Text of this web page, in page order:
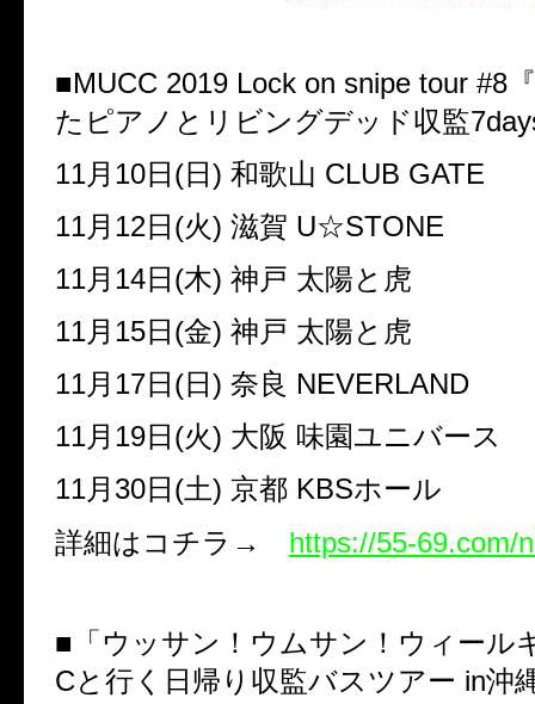
■MUCC 2019 Lock on snipe tour #8
たピアノとリビングデッド収監
11月 10日 (日 ) 和歌山 CLUB GATE
11月 12日 (火) 滋賀 U☆STONE
11月 14日 (木) 神戸 太陽と虎
11月 15日 (金) 神戸 太陽と虎
11月 17日 (日 ) 奈良 NEVERLAND
11月 19日 (火) 大阪 味園ユニバース
11月 30日 (土) 京都 KBSホール
詳細はコチラ → https://55-69.com/
■「ウッサン！ウムサン！ウィール
Cと行く日帰り収監バスツアー in沖